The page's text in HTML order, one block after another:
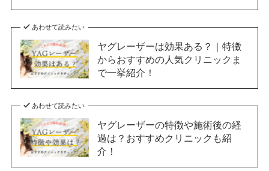
あわせて読みたい
ヤグレーザーは効果ある？｜特徴
からおすすめの人気クリニックま
で一挙紹介！
あわせて読みたい
ヤグレーザーの特徴や施術後の経
過は？おすすめクリニックも紹
介！